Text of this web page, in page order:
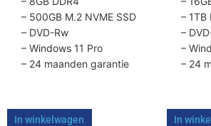
– 500GB M.2 NVME SSD
– DVD-Rw
– Windows 11 Pro
– 24 maanden garantie
In winkelwagen
– 1TB
–
–
– 24
In